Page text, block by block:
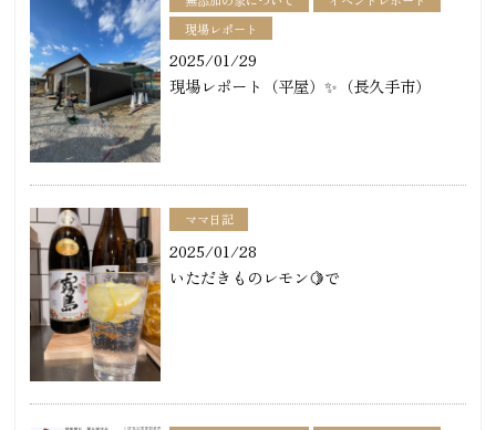
現場レポート
2025/01/29
現場レポート（平屋）✨（長久手市）
ママ日記
2025/01/28
いただきものレモン🍋で